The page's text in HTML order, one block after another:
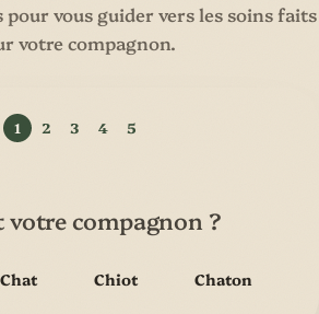
pour vous guider vers les soins faits
votre compagnon.
votre compagnon ?
Chat Chiot Chaton